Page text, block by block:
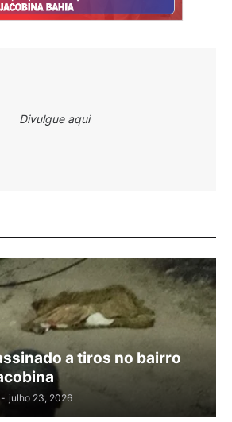
Divulgue aqui
a tiros no bairro
- julho 23, 2026